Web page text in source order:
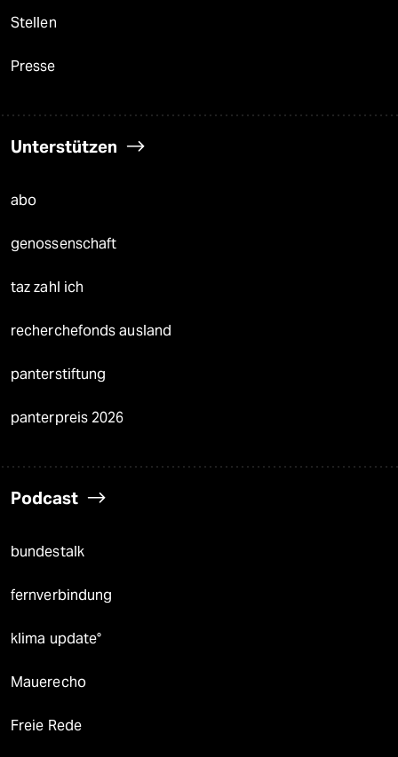
Stellen
Presse
Unterstützen
abo
genossenschaft
taz zahl ich
recherchefonds ausland
panterstiftung
panterpreis 2026
Podcast
bundestalk
fernverbindung
klima update°
Mauerecho
Freie Rede